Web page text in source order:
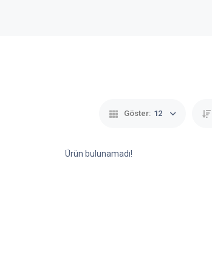
Göster: 12
Ürün bulunamadı!